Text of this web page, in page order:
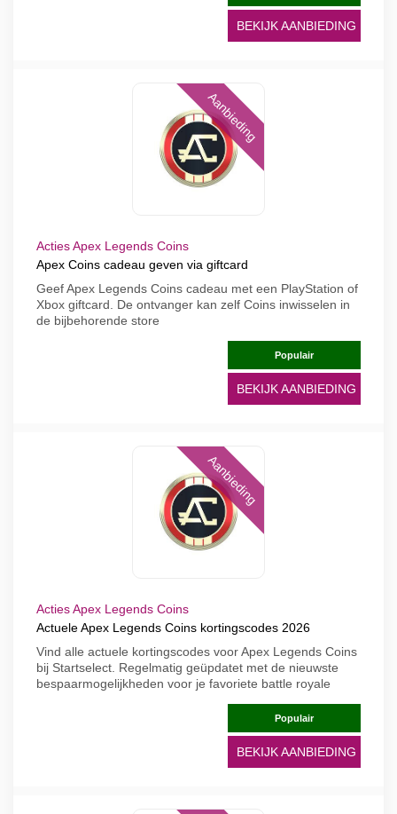
BEKIJK AANBIEDING
Aanbieding
Acties Apex Legends Coins
Apex Coins cadeau geven via giftcard
Geef Apex Legends Coins cadeau met een PlayStation of
Xbox giftcard. De ontvanger kan zelf Coins inwisselen in
de bijbehorende store
Populair
BEKIJK AANBIEDING
Aanbieding
Acties Apex Legends Coins
Actuele Apex Legends Coins kortingscodes 2026
Vind alle actuele kortingscodes voor Apex Legends Coins
bij Startselect. Regelmatig geüpdatet met de nieuwste
bespaarmogelijkheden voor je favoriete battle royale
Populair
BEKIJK AANBIEDING